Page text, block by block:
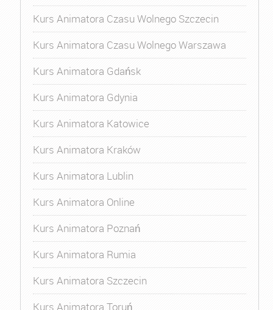
Kurs Animatora Czasu Wolnego Szczecin
Kurs Animatora Czasu Wolnego Warszawa
Kurs Animatora Gdańsk
Kurs Animatora Gdynia
Kurs Animatora Katowice
Kurs Animatora Kraków
Kurs Animatora Lublin
Kurs Animatora Online
Kurs Animatora Poznań
Kurs Animatora Rumia
Kurs Animatora Szczecin
Kurs Animatora Toruń